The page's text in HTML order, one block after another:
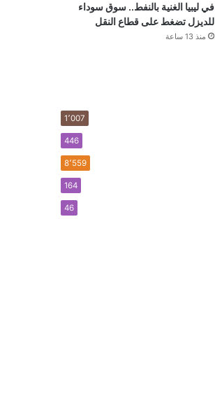
في ليبيا الغنية بالنفط.. سوق سوداء
للديزل تضغط على قطاع النقل
منذ 13 ساعة
1٬007
446
8٬559
164
46